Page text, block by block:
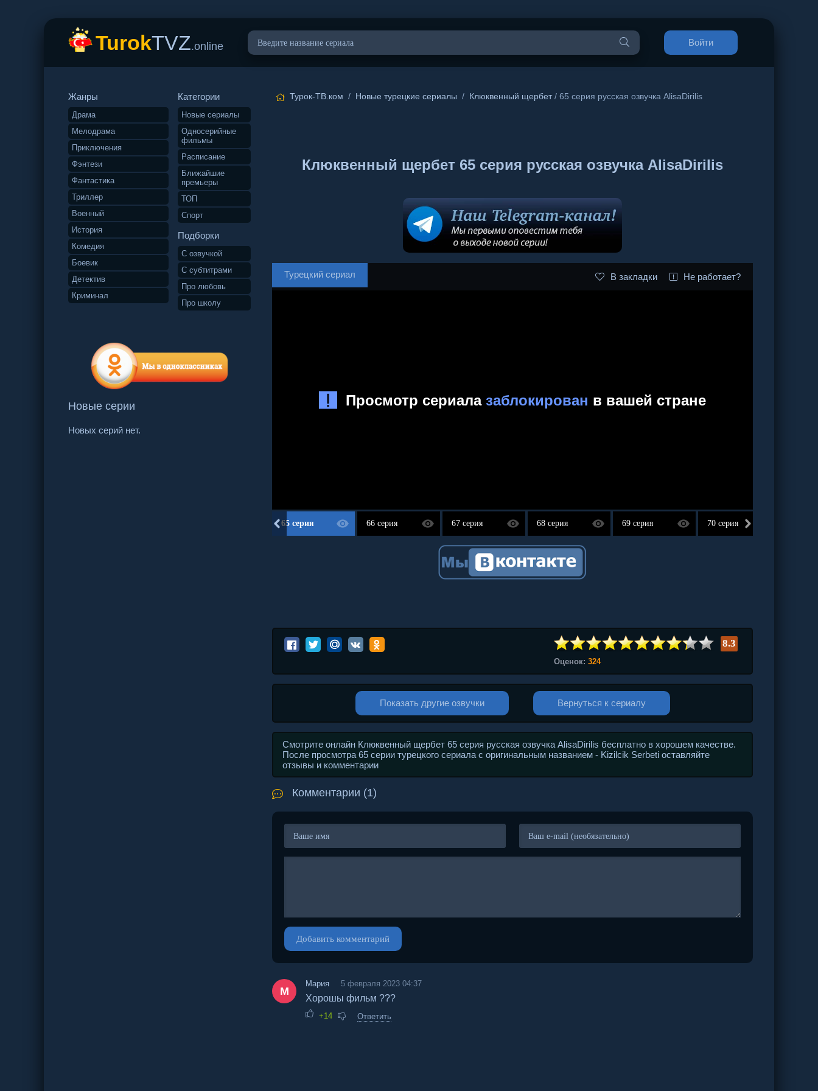
TurokTVZ.online Войти
Жанры
Драма
Мелодрама
Приключения
Фэнтези
Фантастика
Триллер
Военный
История
Комедия
Боевик
Детектив
Криминал
Категории
Новые сериалы
Односерийные
фильмы
Расписание
Ближайшие
премьеры
ТОП
Спорт
Подборки
С озвучкой
С субтитрами
Про любовь
Про школу
Новые серии
Новых серий нет.
Турок-ТВ.ком / Новые турецкие сериалы / Клюквенный щербет/ 65 серия русская озвучка AlisaDirilis
Клюквенный щербет 65 серия русская озвучка AlisaDirilis
Турецкий сериал В закладки Не работает?
65 серия 66 серия 67 серия 68 серия 69 серия 70 серия
8.3
Оценок: 324
Показать другие озвучки Вернуться к сериалу
Смотрите онлайн Клюквенный щербет 65 серия русская озвучка AlisaDirilis бесплатно в хорошем качестве.
После просмотра 65 серии турецкого сериала с оригинальным названием - Kizilcik Serbeti оставляйте
отзывы и комментарии
Комментарии (1)
Добавить комментарий
М
Мария 5 февраля 2023 04:37
Хорошы фильм ???
+14 Ответить